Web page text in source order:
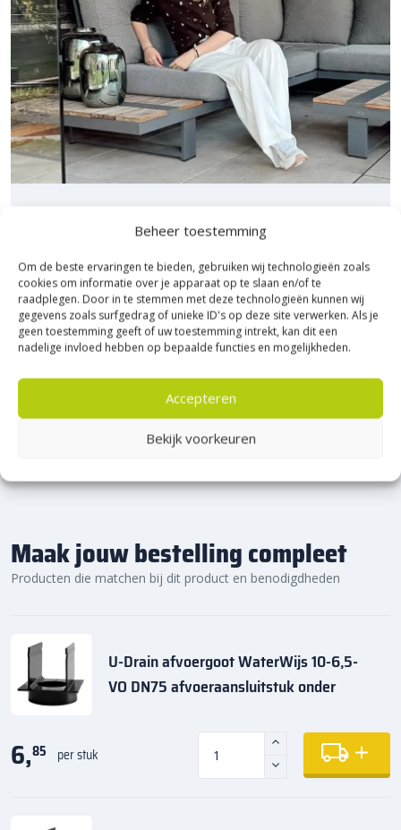
Beheer toestemming
Om de beste ervaringen te bieden, gebruiken wij technologieën zoals
cookies om informatie over je apparaat op te slaan en/of te
raadplegen. Door in te stemmen met deze technologieën kunnen wij
gegevens zoals surfgedrag of unieke ID's op deze site verwerken. Als je
geen toestemming geeft of uw toestemming intrekt, kan dit een
nadelige invloed hebben op bepaalde functies en mogelijkheden.
Accepteren
Bekijk voorkeuren
Sierbestratingsmarkt.com.
Bijna het gehele Kijlstra assortiment vind je in het
prachtige Heerde.
★ 2.500m² Experience Centre XXL in Heerde!
Kom gezellig langs!
Maak jouw bestelling compleet
Producten die matchen bij dit product en benodigdheden
U-Drain afvoergoot WaterWijs 10-6,5-
VO DN75 afvoeraansluitstuk onder
6,85 per stuk